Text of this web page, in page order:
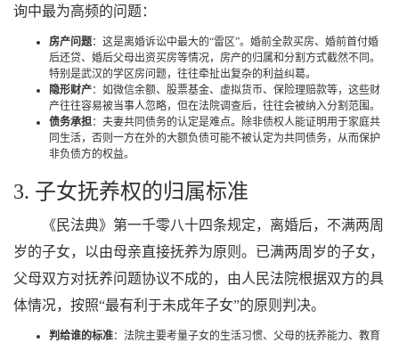
询中最为高频的问题：
房产问题：这是离婚诉讼中最大的“雷区”。婚前全款买房、婚前首付婚
后还贷、婚后父母出资买房等情况，房产的归属和分割方式截然不同。
特别是武汉的学区房问题，往往牵扯出复杂的利益纠葛。
隐形财产：如微信余额、股票基金、虚拟货币、保险理赔款等，这些财
产往往容易被当事人忽略，但在法院调查后，往往会被纳入分割范围。
债务承担：夫妻共同债务的认定是难点。除非债权人能证明用于家庭共
同生活，否则一方在外的大额负债可能不被认定为共同债务，从而保护
非负债方的权益。
3. 子女抚养权的归属标准
《民法典》第一千零八十四条规定，离婚后，不满两周
岁的子女，以由母亲直接抚养为原则。已满两周岁的子女，
父母双方对抚养问题协议不成的，由人民法院根据双方的具
体情况，按照“最有利于未成年子女”的原则判决。
判给谁的标准：法院主要考量子女的生活习惯、父母的抚养能力、教育